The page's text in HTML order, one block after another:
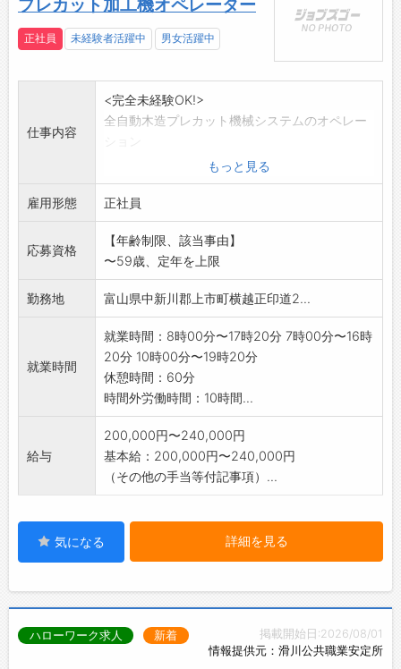
プレカット加工機オペレーター
正社員 未経験者活躍中 男女活躍中
仕事内容
<完全未経験OK!>
全自動木造プレカット機械システムのオペレー
木工機械を操作し、切削・ほぞ穴あけ・みぞ付
けなどのさまざまな
木材の加工を行っていただきます。
ボタン操作がメインなので、難しい仕事はあり
ませんが、重いもの
を持つことがあります。
【変更範囲:会社の定める業務】
もっと見る
雇用形態 正社員
応募資格
【年齢制限、該当事由】
〜59歳、定年を上限
勤務地 富山県中新川郡上市町横越正印道2...
就業時間
就業時間：8時00分〜17時20分 7時00分〜16時
20分 10時00分〜19時20分
休憩時間：60分
時間外労働時間：10時間...
給与
200,000円〜240,000円
基本給：200,000円〜240,000円
（その他の手当等付記事項）...
気になる 詳細を見る
掲載開始日:2026/08/01
情報提供元：滑川公共職業安定所
ハローワーク求人 新着